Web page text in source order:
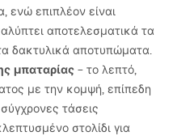
ενώ επιπλέον είναι
αποτελεσματικά τα
δακτυλικά αποτυπώματα.
μπαταρίας – το λεπτό,
με την κομψή, επίπεδη
τάσεις
στολίδι για